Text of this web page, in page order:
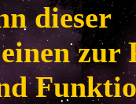
dieser
zur